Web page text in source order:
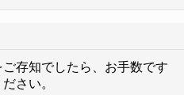
存知でしたら、お手数です
さい。